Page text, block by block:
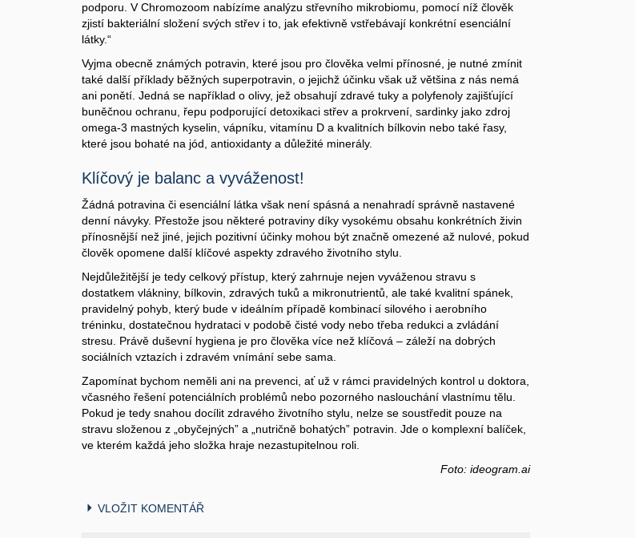
podporu. V Chromozoom nabízíme analýzu střevního mikrobiomu, pomocí níž člověk
zjistí bakteriální složení svých střev i to, jak efektivně vstřebávají konkrétní esenciální
látky.“
Vyjma obecně známých potravin, které jsou pro člověka velmi přínosné, je nutné zmínit
také další příklady běžných superpotravin, o jejichž účinku však už většina z nás nemá
ani ponětí. Jedná se například o olivy, jež obsahují zdravé tuky a polyfenoly zajišťující
buněčnou ochranu, řepu podporující detoxikaci střev a prokrvení, sardinky jako zdroj
omega-3 mastných kyselin, vápníku, vitamínu D a kvalitních bílkovin nebo také řasy,
které jsou bohaté na jód, antioxidanty a důležité minerály.
Klíčový je balanc a vyváženost!
Žádná potravina či esenciální látka však není spásná a nenahradí správně nastavené
denní návyky. Přestože jsou některé potraviny díky vysokému obsahu konkrétních živin
přínosnější než jiné, jejich pozitivní účinky mohou být značně omezené až nulové, pokud
člověk opomene další klíčové aspekty zdravého životního stylu.
Nejdůležitější je tedy celkový přístup, který zahrnuje nejen vyváženou stravu s
dostatkem vlákniny, bílkovin, zdravých tuků a mikronutrientů, ale také kvalitní spánek,
pravidelný pohyb, který bude v ideálním případě kombinací silového i aerobního
tréninku, dostatečnou hydrataci v podobě čisté vody nebo třeba redukci a zvládání
stresu. Právě duševní hygiena je pro člověka více než klíčová – záleží na dobrých
sociálních vztazích i zdravém vnímání sebe sama.
Zapomínat bychom neměli ani na prevenci, ať už v rámci pravidelných kontrol u doktora,
včasného řešení potenciálních problémů nebo pozorného naslouchání vlastnímu tělu.
Pokud je tedy snahou docílit zdravého životního stylu, nelze se soustředit pouze na
stravu složenou z „obyčejných” a „nutričně bohatých” potravin. Jde o komplexní balíček,
ve kterém každá jeho složka hraje nezastupitelnou roli.
Foto: ideogram.ai
VLOŽIT KOMENTÁŘ